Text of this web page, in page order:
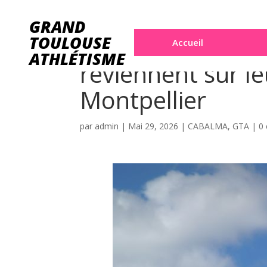
GRAND
TOULOUSE
ATHLÉTISME
Accueil
Assad Ben
reviennent sur
Montpellier
par admin | Mai 29, 2026 | CABALMA, GTA | 0